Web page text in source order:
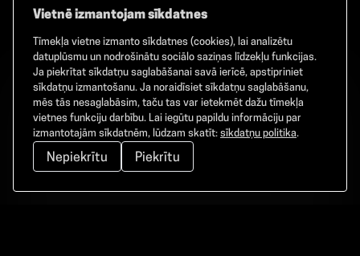
Facebook TikTok Instagram
©2026GAMMA. Visas tiesības aizsargātas.
Vietnē izmantojam sīkdatnes
Tīmekļa vietne izmanto sīkdatnes (cookies), lai analizētu
datuplūsmu un nodrošinātu sociālo saziņas līdzekļu funkcijas.
Ja piekrītat sīkdatņu saglabāšanai savā ierīcē, apstipriniet
sīkdatņu izmantošanu. Ja noraidīsiet sīkdatņu saglabāšanu,
mēs tās nesaglabāsim, taču tas var ietekmēt dažu tīmekļa
vietnes funkciju darbību. Lai iegūtu papildu informāciju par
izmantotajām sīkdatnēm, lūdzam skatīt: sīkdatņu politika.
Nepiekrītu Piekrītu